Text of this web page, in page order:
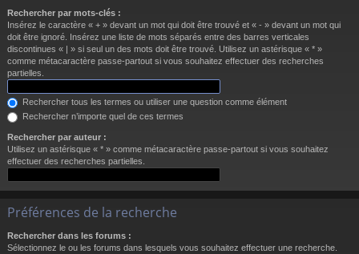
Rechercher par mots-clés :
Insérez le caractère « + » devant un mot qui doit être trouvé et « - » devant un mot qui
doit être ignoré. Insérez une liste de mots séparés entre des barres verticales
discontinues « | » si seul un des mots doit être trouvé. Utilisez un astérisque « * »
comme métacaractère passe-partout si vous souhaitez effectuer des recherches
partielles.
Rechercher tous les termes ou utiliser une question comme élément
Rechercher n’importe quel de ces termes
Rechercher par auteur :
Utilisez un astérisque « * » comme métacaractère passe-partout si vous souhaitez
effectuer des recherches partielles.
Préférences de la recherche
Rechercher dans les forums :
Sélectionnez le ou les forums dans lesquels vous souhaitez effectuer une recherche.